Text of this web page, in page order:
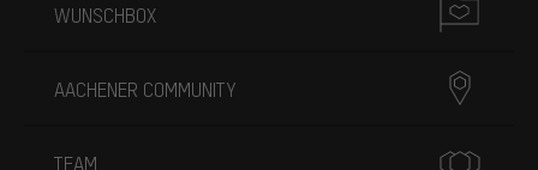
WUNSCHBOX
AACHENER COMMUNITY
TEAM